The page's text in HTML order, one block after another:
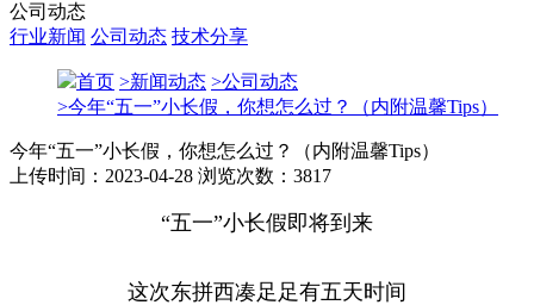
公司动态
行业新闻 公司动态 技术分享
首页 >新闻动态 >公司动态
>今年“五一”小长假，你想怎么过？（内附温馨Tips）
今年“五一”小长假，你想怎么过？（内附温馨Tips）
上传时间：2023-04-28 浏览次数：3817
“五一”小长假即将到来
这次东拼西凑足足有五天时间